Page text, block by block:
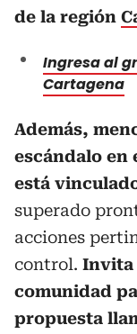
de la región
Ingresa al
Cartagena
Además,
escándalo en
está
superado
acciones
control. Invita
comunidad
propuesta